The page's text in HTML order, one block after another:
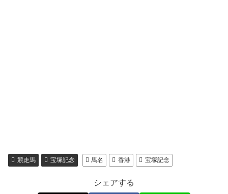
競走馬 宝塚記念 馬名 香港 宝塚記念
シェアする